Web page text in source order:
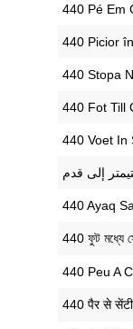
‎440 Pé Em
‎440 Picior
‎440 Stopa
‎440 Fot Till
‎440 Voet In
‎440 Ayaq
‎440 ফুট মধ্যে
‎440 Peu A
‎440 पैर से